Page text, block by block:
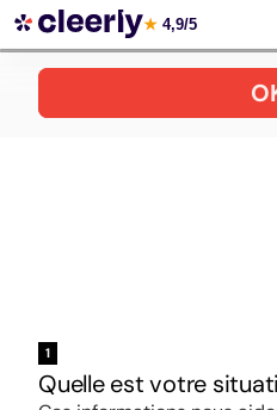
Ouvrir son PER en ligne
★ 4,9/5